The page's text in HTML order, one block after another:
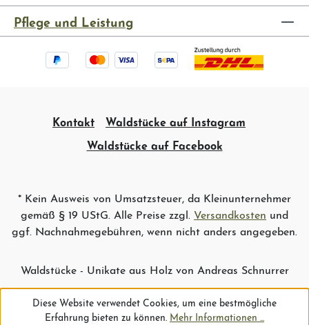
Pflege und Leistung
Kontakt
Waldstücke auf Instagram
Waldstücke auf Facebook
* Kein Ausweis von Umsatzsteuer, da Kleinunternehmer
gemäß § 19 UStG. Alle Preise zzgl. Versandkosten und
ggf. Nachnahmegebühren, wenn nicht anders angegeben.
Waldstücke - Unikate aus Holz von Andreas Schnurrer
Diese Website verwendet Cookies, um eine bestmögliche
Erfahrung bieten zu können. Mehr Informationen ...